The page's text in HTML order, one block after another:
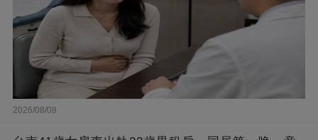
2026/08/08